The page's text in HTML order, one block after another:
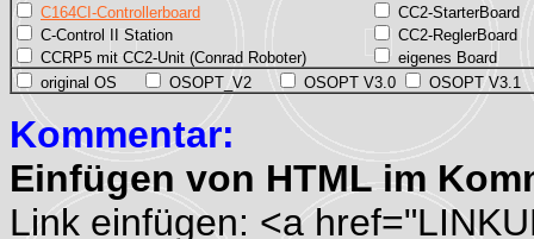
C164CI-Controllerboard
C-Control II Station
CCRP5 mit CC2-Unit (Conrad Roboter)
CC2-StarterBoard
CC2-ReglerBoard
eigenes Board
original OS
OSOPT_V2 OSOPT V3.0 OSOPT V3.1
Kommentar:
Einfügen von HTML im
Link einfügen: <a